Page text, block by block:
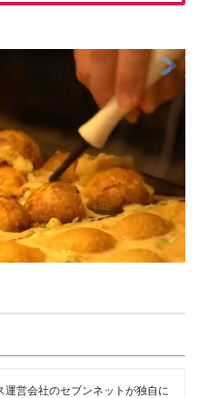
運営会社のセブンネットが独自に